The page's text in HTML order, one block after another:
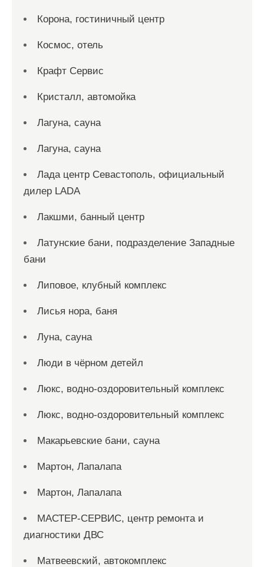
Корона, гостиничный центр
Космос, отель
Крафт Сервис
Кристалл, автомойка
Лагуна, сауна
Лагуна, сауна
Лада центр Севастополь, официальный
дилер LADA
Лакшми, банный центр
Латунские бани, подразделение Западные
бани
Липовое, клубный комплекс
Лисья нора, баня
Луна, сауна
Люди в чёрном детейл
Люкс, водно-оздоровительный комплекс
Люкс, водно-оздоровительный комплекс
Макарьевские бани, сауна
Мартон, Лапалапа
Мартон, Лапалапа
МАСТЕР-СЕРВИС, центр ремонта и
диагностики ДВС
Матвеевский, автокомплекс